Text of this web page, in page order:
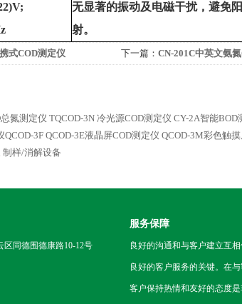
无显著的振动及电磁干扰，避免
射。
式COD测定仪 下一篇： CN-201C中英文氨
氮测定仪 TQCOD-3N 冷光源COD测定仪 CY-2A智能BOD
QCOD-3F QCOD-3E液晶屏COD测定仪 QCOD-3M彩色触
制样/消解设备
同德围德康路10-12号
服务保障
良好的沟通和与客户建立互
良好的客户服务的关键。在
客户保持热情和友好的态度